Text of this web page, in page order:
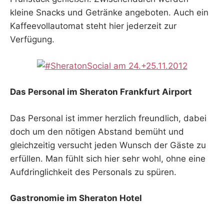
kleine Snacks und Getränke angeboten. Auch ein
Kaffeevollautomat steht hier jederzeit zur
Verfügung.
Das Personal im Sheraton Frankfurt Airport
Das Personal ist immer herzlich freundlich, dabei
doch um den nötigen Abstand bemüht und
gleichzeitig versucht jeden Wunsch der Gäste zu
erfüllen. Man fühlt sich hier sehr wohl, ohne eine
Aufdringlichkeit des Personals zu spüren.
Gastronomie im Sheraton Hotel